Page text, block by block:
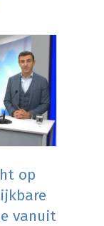
op
vanuit